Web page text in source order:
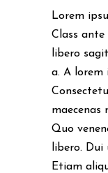
Lorem
Class
libero
a. A lorem
maecenas
Quo
libero.
Etiam